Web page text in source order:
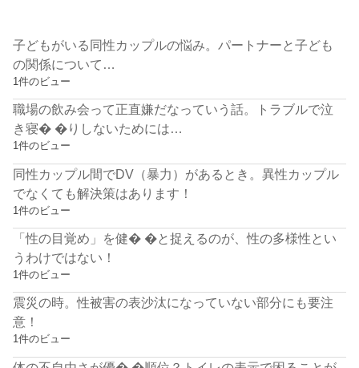
子どもがいる同性カップルの悩み。パートナーと子ども
の関係について…
1件のビュー
職場の飲み会って正直嫌だなっていう話。トラブルで泣
き寝� �りしないためには…
1件のビュー
同性カップル間でDV（暴力）があるとき。異性カップル
でなくても解決策はあります！
1件のビュー
「性の目覚め」を健� �と捉えるのが、性の多様性とい
うわけではない！
1件のビュー
震災の時。性被害の表沙汰になっていない部分にも要注
意！
1件のビュー